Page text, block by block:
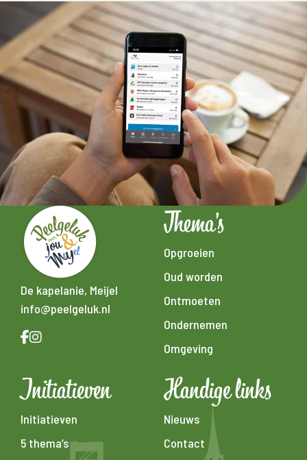
De kapelanie, Meijel
info@peelgeluk.nl
Thema's
Opgroeien
Oud worden
Ontmoeten
Ondernemen
Omgeving
Initiatieven
Initiatieven
5 thema’s
Handige links
Nieuws
Contact